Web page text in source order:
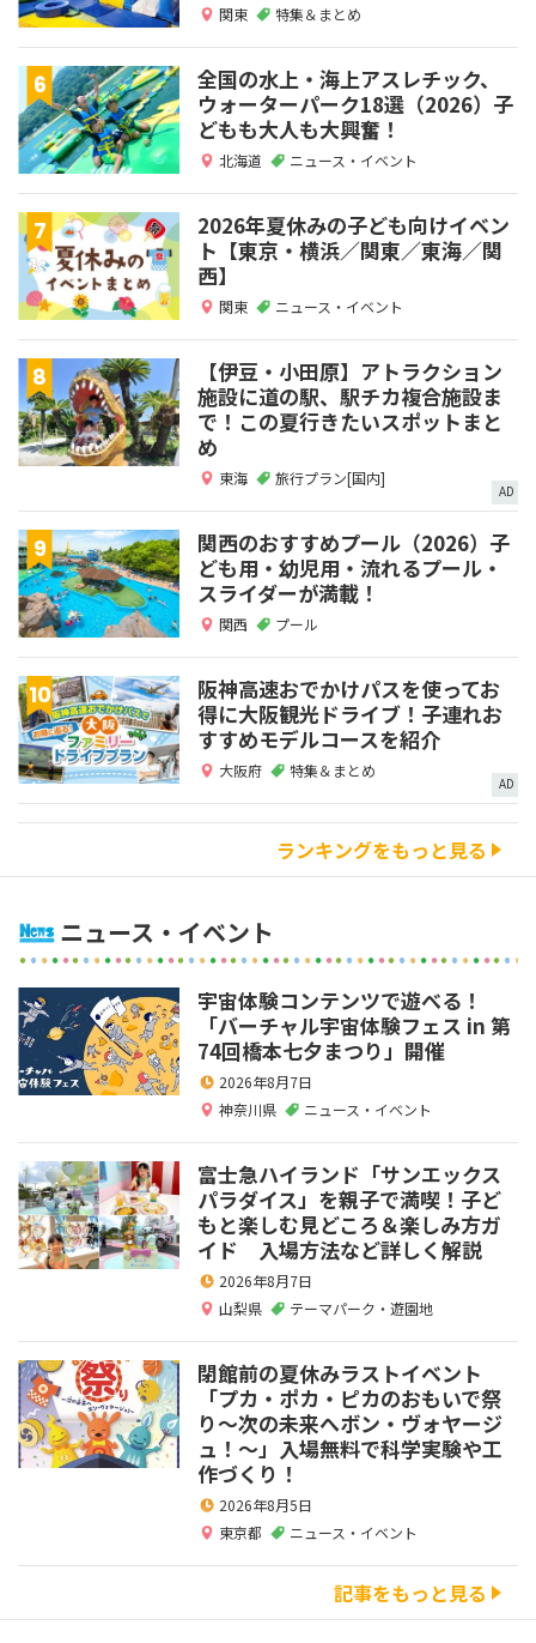
関東 特集＆まとめ
全国の水上・海上アスレチック、
ウォーターパーク18選（2026）子
どもも大人も大興奮！
北海道 ニュース・イベント
2026年夏休みの子ども向けイベン
ト【東京・横浜／関東／東海／関
西】
関東 ニュース・イベント
【伊豆・小田原】アトラクション
施設に道の駅、駅チカ複合施設ま
で！この夏行きたいスポットまと
め
東海 旅行プラン[国内]
AD
関西のおすすめプール（2026）子
ども用・幼児用・流れるプール・
スライダーが満載！
関西 プール
阪神高速おでかけパスを使ってお
得に大阪観光ドライブ！子連れお
すすめモデルコースを紹介
大阪府 特集＆まとめ
AD
ランキングをもっと見る
ニュース・イベント
宇宙体験コンテンツで遊べる！
「バーチャル宇宙体験フェス in 第
74回橋本七夕まつり」開催
2026年8月7日
神奈川県
ニュース・イベント
富士急ハイランド「サンエックス
パラダイス」を親子で満喫！子ど
もと楽しむ見どころ＆楽しみ方ガ
イド 入場方法など詳しく解説
2026年8月7日
山梨県
テーマパーク・遊園地
閉館前の夏休みラストイベント
「プカ・ポカ・ピカのおもいで祭
り～次の未来へボン・ヴォヤージ
ュ！～」入場無料で科学実験や工
作づくり！
2026年8月5日
東京都
ニュース・イベント
記事をもっと見る